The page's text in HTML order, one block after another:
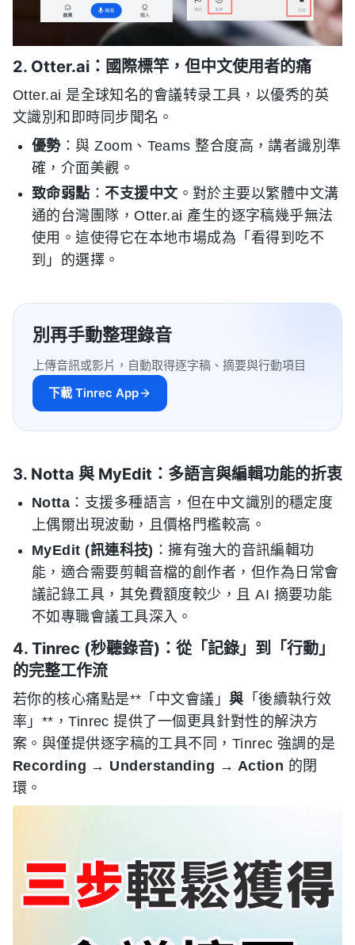
2. Otter.ai：國際標竿，但中文使用者的痛
Otter.ai 是全球知名的會議转录工具，以優秀的英
文識別和即時同步聞名。
優勢：與 Zoom、Teams 整合度高，講者識別準
確，介面美觀。
致命弱點 ：不支援中文 。對於主要以繁體中文溝
通的台灣團隊，Otter.ai 產生的逐字稿幾乎無法
使用。這使得它在本地市場成為「看得到吃不
到」的選擇。
別再手動整理錄音
上傳音訊或影片，自動取得逐字稿、摘要與行動項目
下載 Tinrec App
3. Notta 與 MyEdit：多語言與編輯功能的折衷
Notta ：支援多種語言，但在中文識別的穩定度
上偶爾出現波動，且價格門檻較高。
MyEdit (訊連科技) ：擁有強大的音訊編輯功
能，適合需要剪輯音檔的創作者，但作為日常會
議記錄工具，其免費額度較少，且 AI 摘要功能
不如專職會議工具深入。
4. Tinrec (秒聽錄音)：從「記錄」到「行動」
的完整工作流
若你的核心痛點是**「中文會議」與 「後續執行效
率」**，Tinrec 提供了一個更具針對性的解決方
案。與僅提供逐字稿的工具不同，Tinrec 強調的是
Recording → Understanding → Action 的閉
環。